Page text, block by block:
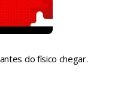
do físico chegar.